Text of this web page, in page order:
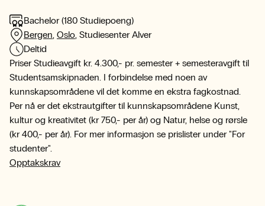
Bachelor (180 Studiepoeng)
Bergen, Oslo, Studiesenter Alver
Deltid
Priser Studieavgift kr. 4.300,- pr. semester + semesteravgift til
Studentsamskipnaden. I forbindelse med noen av
kunnskapsområdene vil det komme en ekstra fagkostnad.
Per nå er det ekstrautgifter til kunnskapsområdene Kunst,
kultur og kreativitet (kr 750,- per år) og Natur, helse og rørsle
(kr 400,- per år). For mer informasjon se prislister under "For
studenter".
Opptakskrav